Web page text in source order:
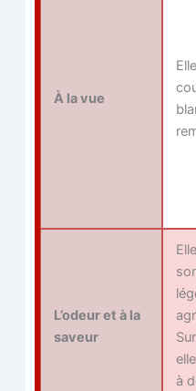
À la vue
L’o­deur et à la
saveur
à